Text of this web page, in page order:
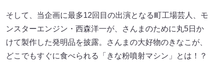
そして、当企画に最多12回目の出演となる町工場芸人、モ
ンスターエンジン・西森洋一が、さんまのために丸5日か
けて製作した発明品を披露。さんまの大好物のきなこが、
どこでもすぐに食べられる「きな粉噴射マシン」とは！？